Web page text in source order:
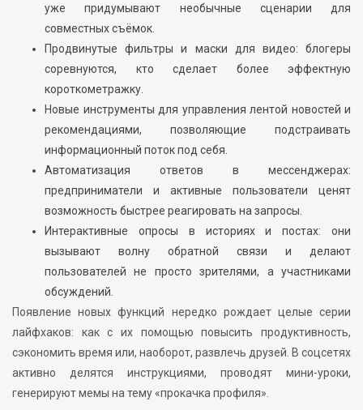
уже придумывают необычные сценарии для
совместных съёмок.
Продвинутые фильтры и маски для видео: блогеры
соревнуются, кто сделает более эффектную
короткометражку.
Новые инструменты для управления лентой новостей и
рекомендациями, позволяющие подстраивать
информационный поток под себя.
Автоматизация ответов в мессенджерах:
предприниматели и активные пользователи ценят
возможность быстрее реагировать на запросы.
Интерактивные опросы в историях и постах: они
вызывают волну обратной связи и делают
пользователей не просто зрителями, а участниками
обсуждений.
Появление новых функций нередко рождает целые серии
лайфхаков: как с их помощью повысить продуктивность,
сэкономить время или, наоборот, развлечь друзей. В соцсетях
активно делятся инструкциями, проводят мини-уроки,
генерируют мемы на тему «прокачка профиля».